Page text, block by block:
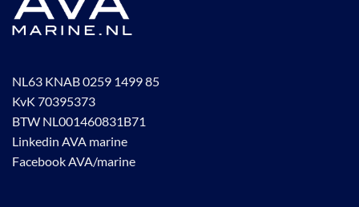
NL63 KNAB 0259 1499 85
KvK 70395373
BTW NL001460831B71
Linkedin AVA marine
Facebook AVA/marine